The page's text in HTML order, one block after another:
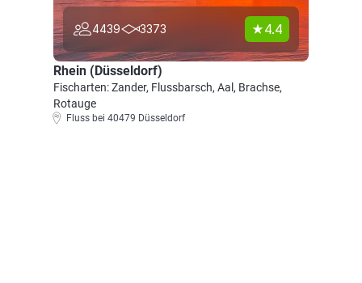
4439 3373 4.4
Rhein (Düsseldorf)
Fischarten: Zander, Flussbarsch, Aal, Brachse,
Rotauge
Fluss bei 40479 Düsseldorf